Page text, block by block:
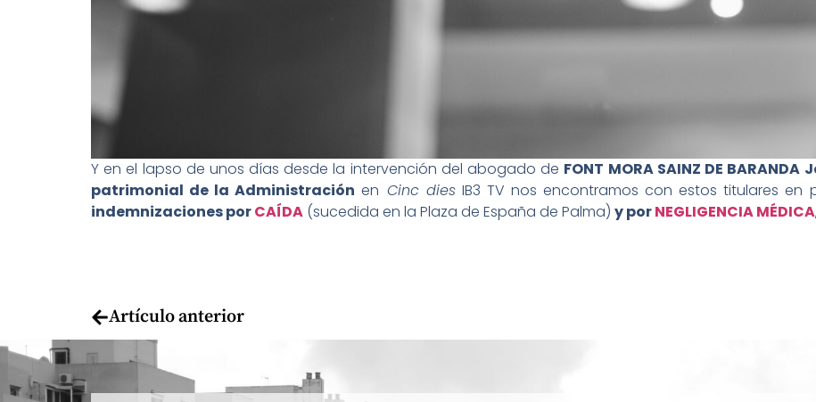
Y en el lapso de unos días desde la intervención del abogado de FONT MORA SAINZ DE BARANDA
patrimonial de la Administración en Cinc diesIB3​ TV nos encontramos con estos titulares en
indemnizaciones porCAÍDA (sucedida en la Plaza de España de Palma) y porNEGLIGENCIA MÉDICA
Artículo anterior